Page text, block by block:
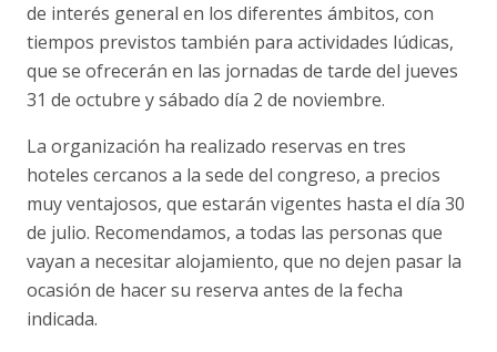
de interés general en los diferentes ámbitos, con
tiempos previstos también para actividades lúdicas,
que se ofrecerán en las jornadas de tarde del jueves
31 de octubre y sábado día 2 de noviembre.
La organización ha realizado reservas en tres
hoteles cercanos a la sede del congreso, a precios
muy ventajosos, que estarán vigentes hasta el día 30
de julio. Recomendamos, a todas las personas que
vayan a necesitar alojamiento, que no dejen pasar la
ocasión de hacer su reserva antes de la fecha
indicada.